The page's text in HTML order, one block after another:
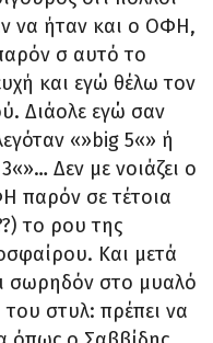
να ήταν και ο ΟΦΗ,
σ αυτό το
και εγώ θέλω τον
Διάολε εγώ σαν
«»big 5«» ή
Δεν με νοιάζει ο
παρόν σε τέτοια
το ρου της
Και μετά
σωρηδόν στο μυαλό
στυλ: πρέπει να